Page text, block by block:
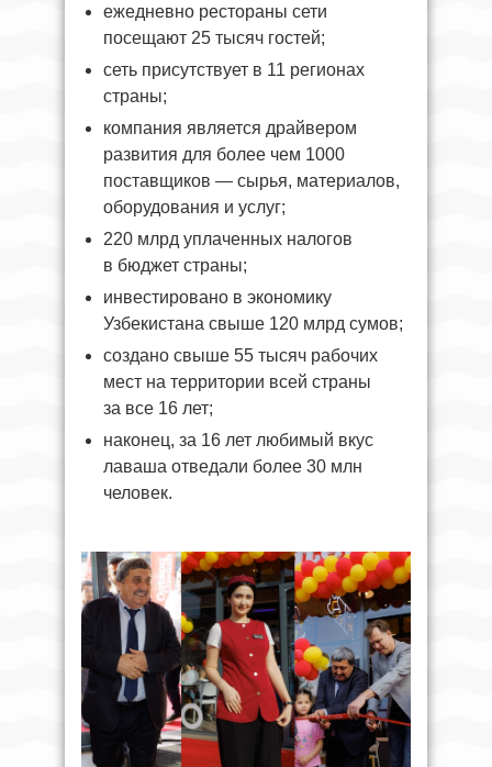
ежедневно рестораны сети
посещают 25 тысяч гостей;
сеть присутствует в 11 регионах
страны;
компания является драйвером
развития для более чем 1000
поставщиков — сырья, материалов,
оборудования и услуг;
220 млрд уплаченных налогов
в бюджет страны;
инвестировано в экономику
Узбекистана свыше 120 млрд сумов;
создано свыше 55 тысяч рабочих
мест на территории всей страны
за все 16 лет;
наконец, за 16 лет любимый вкус
лаваша отведали более 30 млн
человек.